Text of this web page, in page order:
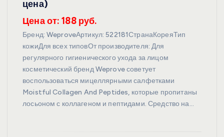
цена)
Цена от: 188 руб.
Бренд: WeproveАртикул: 522181СтранаКореяТип
кожиДля всех типовОт производителя: Для
регулярного гигиенического ухода за лицом
косметический бренд Weprove советует
воспользоваться мицеллярными салфетками
Moistful Collagen And Peptides, которые пропитаны
лосьоном с коллагеном и пептидами. Средство на…